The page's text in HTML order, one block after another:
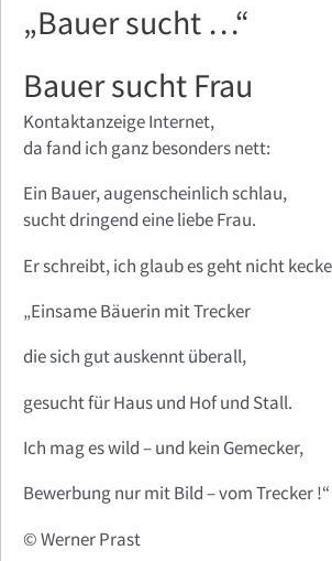
„Bauer sucht …“
Bauer sucht Frau
Kontaktanzeige Internet,
da fand ich ganz besonders nett:
Ein Bauer, augenscheinlich schlau,
sucht dringend eine liebe Frau.
Er schreibt, ich glaub es geht nicht
„Einsame Bäuerin mit Trecker
die sich gut auskennt überall,
gesucht für Haus und Hof und Stall.
Ich mag es wild – und kein Gemecker,
Bewerbung nur mit Bild – vom Trecker !“
© Werner Prast